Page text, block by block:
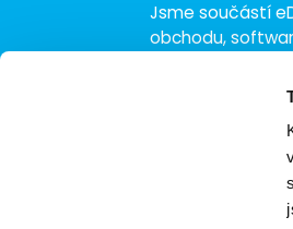
Jsme součástí
obchodu,
a tržbami